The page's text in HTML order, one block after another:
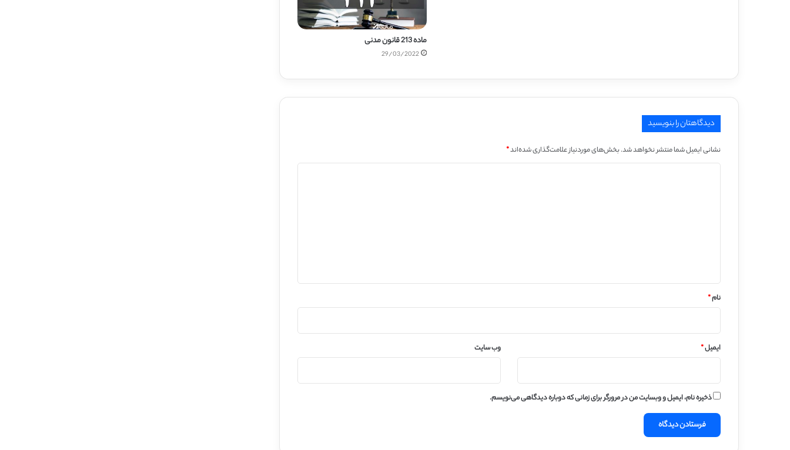
ماده 213 قانون مدنی
29/03/2022
دیدگاهتان را بنویسید
نشانی ایمیل شما منتشر نخواهد شد.بخش‌های موردنیاز علامت‌گذاری شده‌اند*
نام*
ایمیل* وب‌ سایت
ذخیره نام، ایمیل و وبسایت من در مرورگر برای زمانی که دوباره دیدگاهی می‌نویسم.